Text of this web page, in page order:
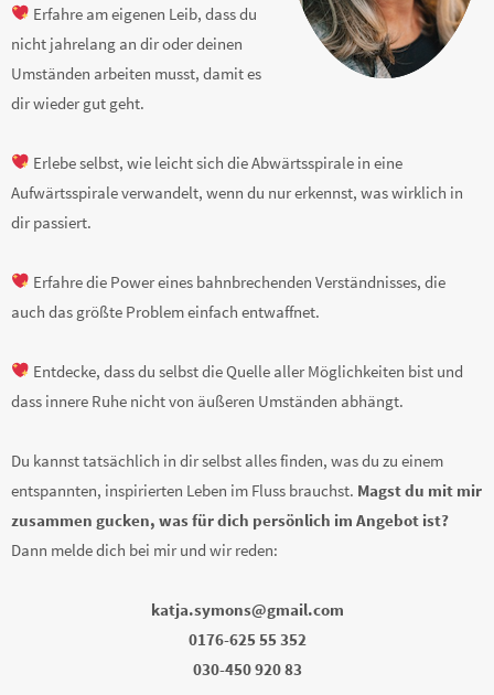
Erfahre am eigenen Leib, dass du
nicht jahrelang an dir oder deinen
Umständen arbeiten musst, damit es
dir wieder gut geht.
Erlebe selbst, wie leicht sich die Abwärtsspirale in eine
Aufwärtsspirale verwandelt, wenn du nur erkennst, was wirklich in
dir passiert.
Erfahre die Power eines bahnbrechenden Verständnisses, die
auch das größte Problem einfach entwaffnet.
Entdecke, dass du selbst die Quelle aller Möglichkeiten bist und
dass innere Ruhe nicht von äußeren Umständen abhängt.
Du kannst tatsächlich in dir selbst alles finden, was du zu einem
entspannten, inspirierten Leben im Fluss brauchst. Magst du mit mir
zusammen gucken, was für dich persönlich im Angebot ist?
Dann melde dich bei mir und wir reden:
katja.symons@gmail.com
0176-625 55 352
030-450 920 83